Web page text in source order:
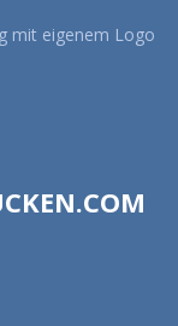
mit eigenem Logo